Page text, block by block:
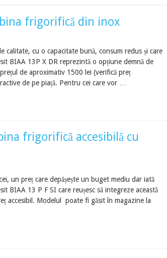
frigorifică din inox
calitate, cu o capacitate bună, consum redus și care
BIAA 13P X DR reprezintă o opțiune demnă de
de aproximativ 1500 lei (verifică preț
de pe piață. Pentru cei care vor …
frigorifică accesibilă cu
un preț care depășește un buget mediu dar iată
BIAA 13 P F SI care reușesc să integreze această
accesibil. Modelul poate fi găsit în magazine la